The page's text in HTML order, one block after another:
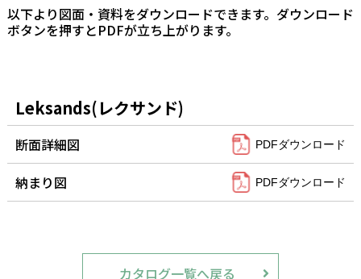
以下より図面・資料をダウンロードできます。ダウンロード
ボタンを押すとPDFが立ち上がります。
Leksands(レクサンド)
断面詳細図 PDFダウンロード
納まり図 PDFダウンロード
カタログ一覧へ戻る